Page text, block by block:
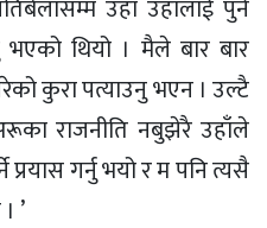
उहाँ उहाँलाई पुर्न
भएको थियो । मैले बार बार
कुरा पत्याउनु भएन । उल्टै
राजनीति नबुझेरै उहाँले
प्रयास गर्नु भयो र म पनि त्यसै
’